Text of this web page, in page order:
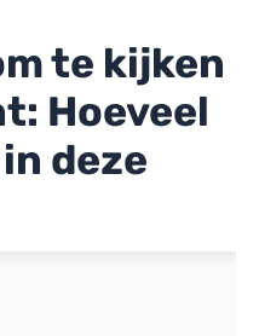
te kijken
Hoeveel
deze